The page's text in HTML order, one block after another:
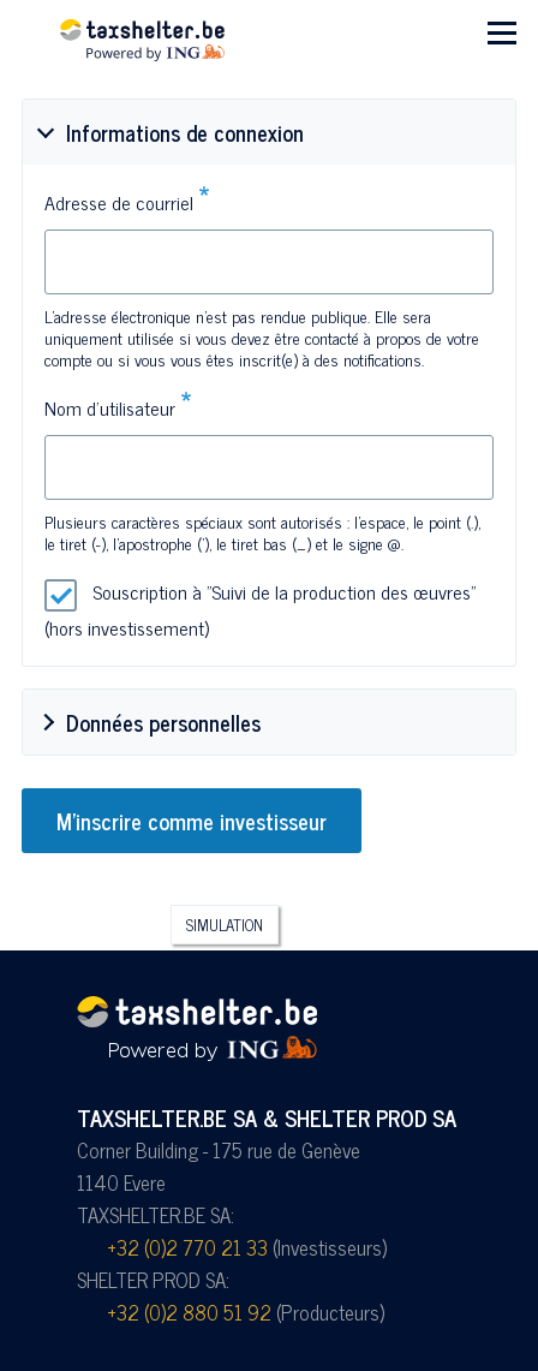
Aller au contenu principal
Menu
Informations de connexion
Adresse de courriel
L'adresse électronique n'est pas rendue publique. Elle sera
uniquement utilisée si vous devez être contacté à propos de votre
compte ou si vous vous êtes inscrit(e) à des notifications.
Nom d'utilisateur
Plusieurs caractères spéciaux sont autorisés : l'espace, le point (.),
le tiret (-), l'apostrophe ('), le tiret bas (_) et le signe @.
Souscription à "Suivi de la production des œuvres"
(hors investissement)
Données personnelles
SIMULATION
TAXSHELTER.BE SA & SHELTER PROD SA
Corner Building - 175 rue de Genève
1140 Evere
TAXSHELTER.BE SA:
+32 (0)2 770 21 33 (Investisseurs)
SHELTER PROD SA:
+32 (0)2 880 51 92 (Producteurs)